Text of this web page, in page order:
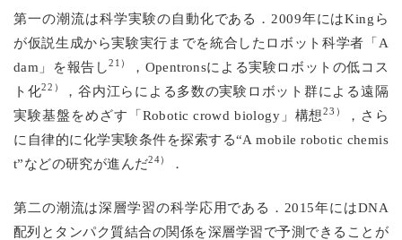
第一の潮流は科学実験の自動化である．2009年にはKingら
が仮説生成から実験実行までを統合したロボット科学者「A
dam」を報告し21）
，Opentronsによる実験ロボットの低コス
ト化22）
，谷内江らによる多数の実験ロボット群による遠隔
実験基盤をめざす「Robotic crowd biology」構想23）
，さら
に自律的に化学実験条件を探索する“A mobile robotic chemis
t”などの研究が進んだ24） ．
第二の潮流は深層学習の科学応用である．2015年にはDNA
配列とタンパク質結合の関係を深層学習で予測できることが